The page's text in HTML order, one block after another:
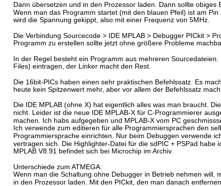
Dann übersetzen und in den Prozessor laden. Dann sollte
Wenn man das Programm startet (mit den blauen Pfeil) ist am
wird die Spannung gekippt, also mit einer Frequenz von 5MHz.
Die Verbindung Sourcecode > IDE MPLAB > Debugger PICkit >
Programm zu erstellen sollte jetzt ohne größere Probleme
In der Regel besteht ein Programm aus mehreren
Files) eintragen, der Linker macht den Rest.
Die 16bit-PICs haben einen sehr praktischen Befehlssatz. Es
heute kein Spitzenwert mehr, aber vor allem der Befehlssatz
Die IDE MPLAB (ohne X) hat eigentlich alles was man braucht.
nicht. Leider ist die neue IDE MPLAB-X für C-Programmierer
machen. Ich habs aufgegeben und MPLAB-X vom PC
Ich verwende zum editieren für alle Programmiersprachen den
Programmiersprache einrichten. Nur beim Debuggen verwende
vertragen sich. Die Highlighter-Datei für die sdPIC + PSPad habe
MPLAB V8.91 befindet sich bei Microchip im Archiv.
Unterschiede zum ATMEGA:
Wenn man die Schaltung ohne Debugger in Betrieb nehmen
in den Prozessor laden. Mit den PICkit, den man danach